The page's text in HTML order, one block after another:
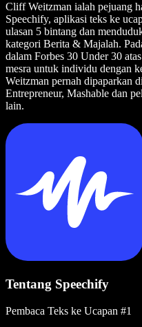
Cliff Weitzman ialah pejuang
Speechify, aplikasi teks ke
ulasan 5 bintang dan
kategori Berita & Majalah.
dalam Forbes 30 Under 30
mesra untuk individu dengan
Weitzman pernah dipaparkan
Entrepreneur, Mashable dan
lain.
Tentang Speechify
Pembaca Teks ke Ucapan #1